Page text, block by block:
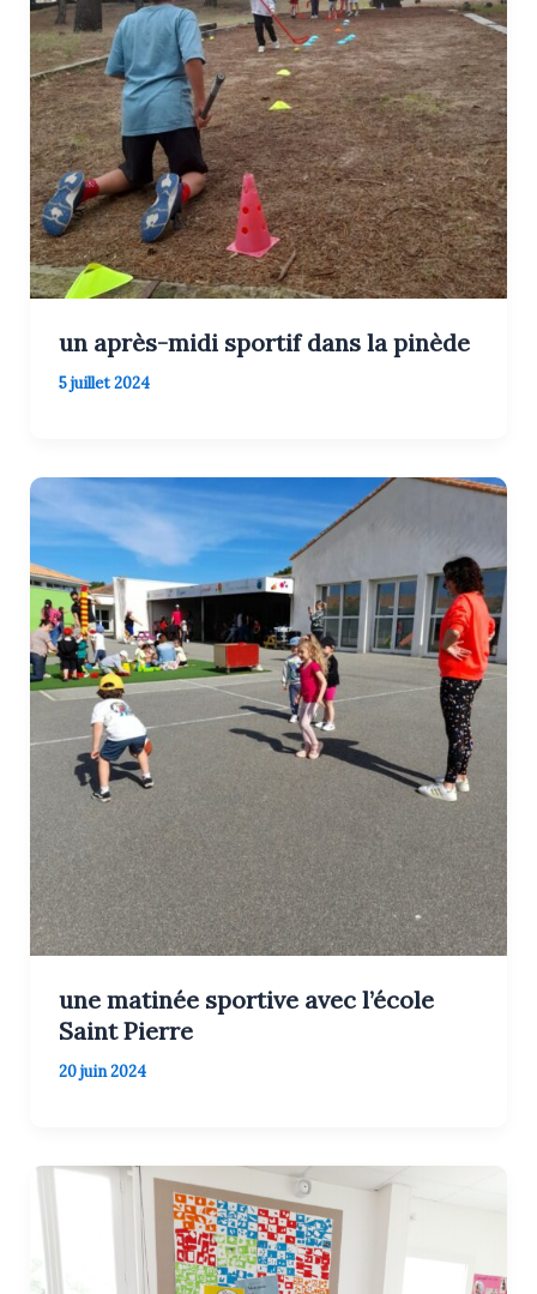
un après-midi sportif dans la pinède
5 juillet 2024
une matinée sportive avec l’école
Saint Pierre
20 juin 2024